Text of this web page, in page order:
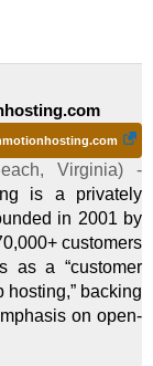
24 lu.)(feb 2025)
24 lu.)(feb 2025
24 lu.)(feb
, Virginia) -
is a privately
in 2001 by
customers
as a “customer
hosting,” backing
on open-